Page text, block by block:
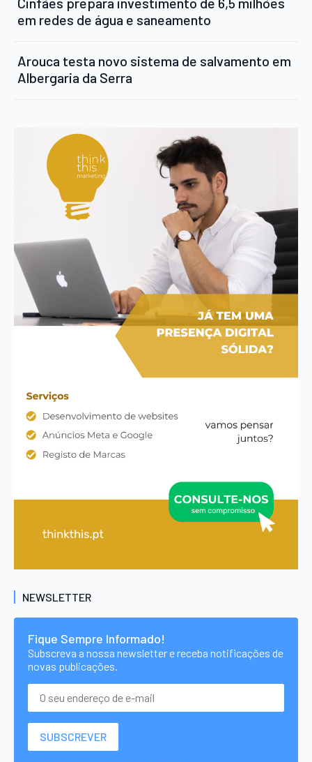
em redes de água e saneamento
Arouca testa novo sistema de salvamento em
Albergaria da Serra
NEWSLETTER
Fique Sempre Informado!
Subscreva a nossa newsletter e receba notificações de
novas publicações.